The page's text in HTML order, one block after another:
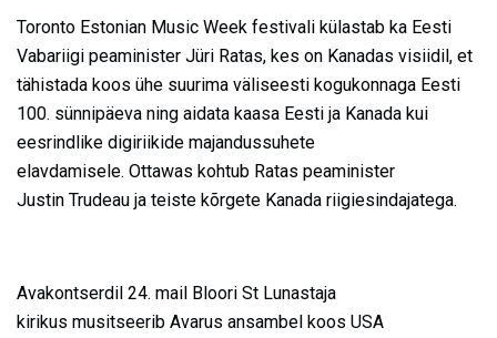
Toronto Estonian Music Week festivali külastab ka Eesti
Vabariigi peaminister Jüri Ratas, kes on Kanadas visiidil, et
tähistada koos ühe suurima väliseesti kogukonnaga Eesti
100. sünnipäeva ning aidata kaasa Eesti ja Kanada kui
eesrindlike digiriikide majandussuhete
elavdamisele. Ottawas kohtub Ratas peaminister
Justin Trudeau ja teiste kõrgete Kanada riigiesindajatega.
Avakontserdil 24. mail Bloori St Lunastaja
kirikus musitseerib Avarus ansambel koos USA